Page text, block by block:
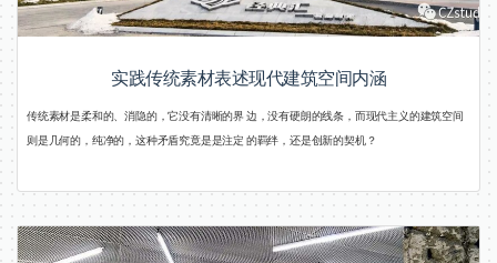
实践传统素材表述现代建筑空间内涵
传统素材是柔和的、消隐的，它没有清晰的界 边，没有硬朗的线条，而现代主义的建筑空间
则是几何的，纯净的，这种矛盾究竟是是注定 的羁绊，还是创新的契机？